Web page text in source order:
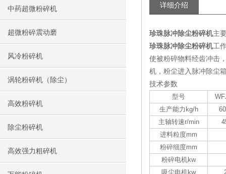
中药超微粉碎机
超微粉碎震动磨
风冷粉碎机
涡轮粉碎机（除尘）
高效粉碎机
除尘粉碎机
高效强力粗碎机
详细介绍
珍珠脉冲除尘粉碎机主
珍珠脉冲除尘粉碎机工
使被粉碎物料经齿冲击
机，粉尘进入脉冲除尘
技术参数
型号
生产能力kg/h
主轴转速r/min
进料粒度mm
粉碎细度mm
粉碎电机kw
吸尘电机kw